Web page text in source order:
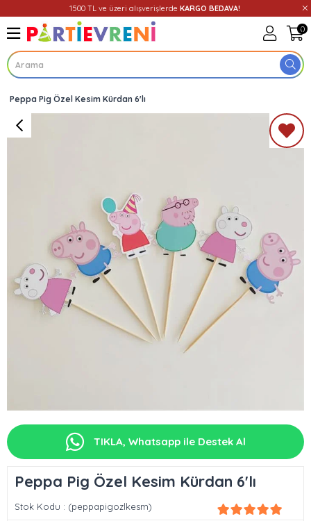
1500 TL ve üzeri alışverişlerde KARGO BEDAVA!
0
Üye Girişi
Peppa Pig Özel Kesim Kürdan 6'lı
TIKLA, Whatsapp ile Destek Al
Peppa Pig Özel Kesim Kürdan 6'lı
Stok Kodu (peppapigozlkesm)